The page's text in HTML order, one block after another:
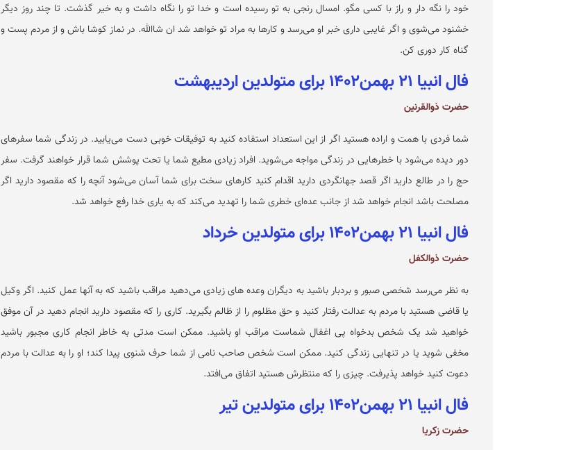
خود را نگه دار و راز با کسی مگو. امسال رنجی به تو رسیده است و خدا تو را نگاه داشت و به خیر گذشت. تا چند روز دیگر
خشنود می‌شوی و اگر غایبی داری خبر او می‌رسد و کارها به مراد تو خواهد شد ان شاالله. در نماز کوشا باش و از مردم پست و
گناه کار دوری کن.
فال انبیا ۲۱ بهمن۱۴۰۲ برای متولدین اردیبهشت
حضرت ذوالقرنین
شما فردی با همت و اراده هستید اگر از این استعداد استفاده کنید به توفیقات خوبی دست می‌یابید. در زندگی شما سفرهای
دور دیده می‌شود با خطرهایی در زندگی مواجه می‌شوید. افراد زیادی مطیع شما یا تحت پوشش شما قرار خواهند گرفت. سفر
حج را در طالع دارید اگر قصد جهانگردی دارید اقدام کنید کارهای سخت برای شما آسان می‌شود آنچه را که مقصود دارید اگر
مصلحت باشد انجام خواهد شد از جانب عده‌ای خطری شما را تهدید می‌کند که به یاری خدا رفع خواهد شد.
فال انبیا ۲۱ بهمن۱۴۰۲ برای متولدین خرداد
حضرت ذوالکفل
به نظر می‌رسد شخصی صبور و بردبار باشید به دیگران وعده های زیادی می‌دهید مراقب باشید که به آنها عمل کنید. اگر وکیل
یا قاضی هستید با مردم به عدالت رفتار کنید و حق مظلوم را از ظالم بگیرید. کاری را که مقصود دارید انجام دهید در آن موفق
خواهید شد یک شخص بدخواه پی اغفال شماست مراقب او باشید. ممکن است مدتی به خاطر انجام کاری مجبور باشید
مخفی شوید یا در تنهایی زندگی کنید. ممکن است شخص صاحب نامی از شما حرف شنوی پیدا کند؛ او را به عدالت با مردم
دعوت کنید خواهد پذیرفت. چیزی را که منتظرش هستید اتفاق می‌افتد.
فال انبیا ۲۱ بهمن۱۴۰۲ برای متولدین تیر
حضرت زکریا